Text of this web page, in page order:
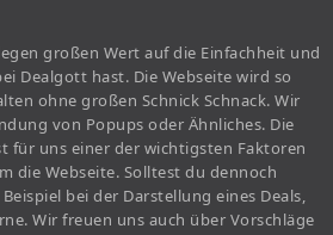
großen Wert auf die Einfachheit und
Dealgott hast. Die Webseite wird so
ohne großen Schnick Schnack. Wir
von Popups oder Ähnliches. Die
für uns einer der wichtigsten Faktoren
die Webseite. Solltest du dennoch
bei der Darstellung eines Deals,
Wir freuen uns auch über Vorschläge